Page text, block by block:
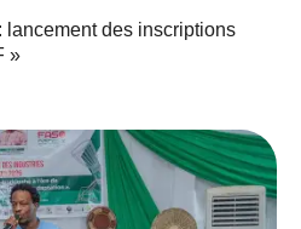
lancement des inscriptions
»